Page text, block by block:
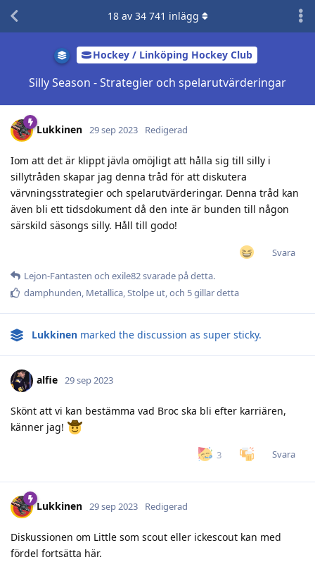
Hockey / Linköping Hockey Club
Silly Season - Strategier och spelarutvärderingar
18av 34 741 inlägg
Lukkinen 29 sep 2023 Redigerad
Iom att det är klippt jävla omöjligt att hålla sig till silly i
sillytråden skapar jag denna tråd för att diskutera
värvningsstrategier och spelarutvärderingar. Denna tråd kan
även bli ett tidsdokument då den inte är bunden till någon
särskild säsongs silly. Håll till godo!
Svara
Lejon-Fantasten och exile82svarade på detta.
damphunden, Metallica,Stolpe ut, och 5gillar detta
Lukkinen marked the discussion as super sticky.
alfie 29 sep 2023
Skönt att vi kan bestämma vad Broc ska bli efter karriären,
känner jag!
3 Svara
Lukkinen 29 sep 2023 Redigerad
Diskussionen om Little som scout eller ickescout kan med
fördel fortsätta här.